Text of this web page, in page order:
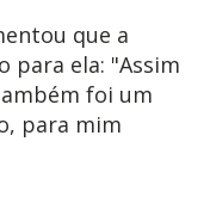
que a
para ela: "Assim
foi um
para mim